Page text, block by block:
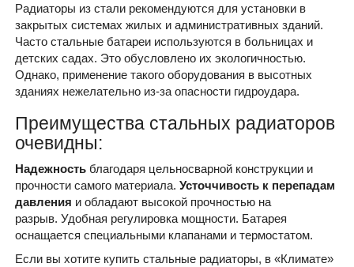
Радиаторы из стали рекомендуются для установки в
закрытых системах жилых и административных зданий.
Часто стальные батареи используются в больницах и
детских садах. Это обусловлено их экологичностью.
Однако, применение такого оборудования в высотных
зданиях нежелательно из-за опасности гидроудара.
Преимущества стальных радиаторов
очевидны:
Надежность благодаря цельносварной конструкции и
прочности самого материала. Усточчивость к перепадам
давления и обладают высокой прочностью на
разрыв. Удобная регулировка мощности. Батарея
оснащается специальными клапанами и термостатом.
Если вы хотите купить стальные радиаторы, в «Климате»